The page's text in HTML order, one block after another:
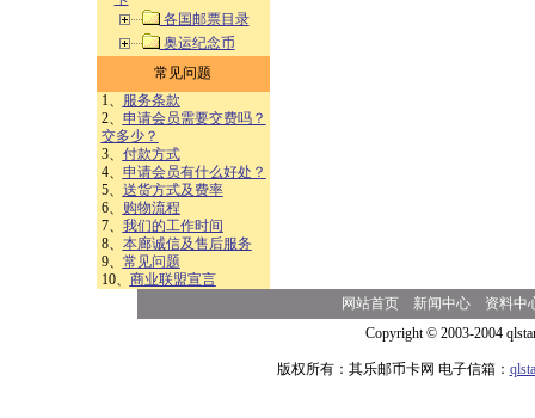
各国邮票目录
奥运纪念币
常见问题
1、
服务条款
2、 申请会员需要交费吗？
交多少？
3、 付款方式
4、 申请会员有什么好处？
5、 送货方式及费率
6、
购物流程
7、 我们的工作时间
8、 本廊诚信及售后服务
9、 常见问题
10、 商业联盟宣言
网站首页 新闻中心
资料中
Copyright © 2003-2004
版权所有：其乐邮币卡网 电子信箱：